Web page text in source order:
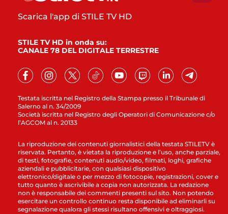
Testata iscritta nel Registro della Stampa presso il Tribunale di
Salerno al n. 34/2009
Società iscritta nel Registro degli Operatori di Comunicazione c/o
l’AGCOM al n. 20133
Scarica l'app di STILE TV HD
STILE TV HD in onda su:
CANALE 78 DEL DIGITALE TERRESTRE
La riproduzione dei contenuti giornalistici della testata STILETV è
riservata. Pertanto, è vietata la riproduzione e l’uso, anche parziale,
di testi, fotografie, contenuti audio/video, filmati, loghi, grafiche
aziendali e pubblicitarie, con qualsiasi dispositivo
elettronico/digitale o per mezzo di fotocopie, registrazioni, cover e
tutto quanto è ascrivibile a copia non autorizzata. La redazione
non è responsabile dei commenti presenti sul sito. Non potendo
esercitare un controllo continuo resta disponibile ad eliminarli su
segnalazione qualora gli stessi risultano offensivi e oltraggiosi.